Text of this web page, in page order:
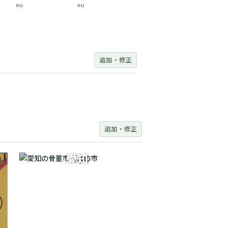
ou
ou
追加・修正
追加・修正
愛知